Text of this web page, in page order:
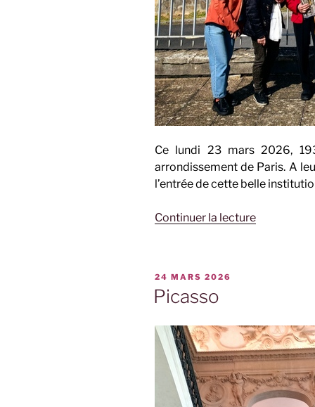
Ce lundi 23 mars 2026,
arrondissement de Paris. A
l’entrée de cette belle
Continuer la lecturede
PUBLIÉ
LE
24 MARS 2026
Picasso